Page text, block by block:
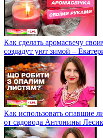
Как сделать аромасвечу
создадут уют зимой –
Как использовать опавшие
от садовода Антонины Лесик